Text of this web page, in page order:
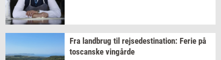
Fra land­brug til rej­se­desti­na­tion: Ferie på
toscan­ske vin­går­de